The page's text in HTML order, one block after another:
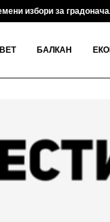
избори за
БАЛКАН